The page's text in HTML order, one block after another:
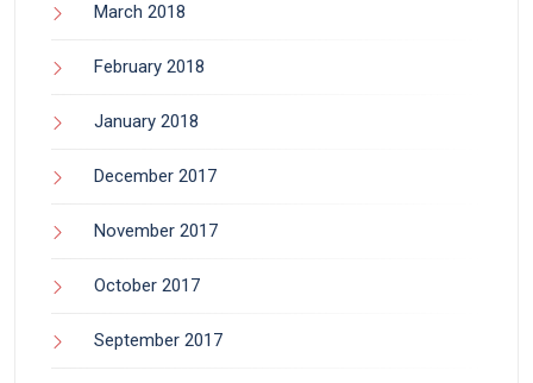
March 2018
February 2018
January 2018
December 2017
November 2017
October 2017
September 2017